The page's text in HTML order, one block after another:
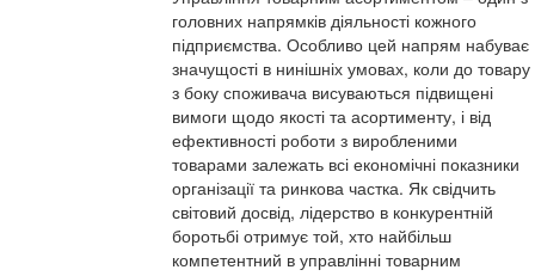
головних напрямків діяльності кожного
підприємства. Особливо цей напрям набуває
значущості в нинішніх умовах, коли до товару
з боку споживача висуваються підвищені
вимоги щодо якості та асортименту, і від
ефективності роботи з виробленими
товарами залежать всі економічні показники
організації та ринкова частка. Як свідчить
світовий досвід, лідерство в конкурентній
боротьбі отримує той, хто найбільш
компетентний в управлінні товарним